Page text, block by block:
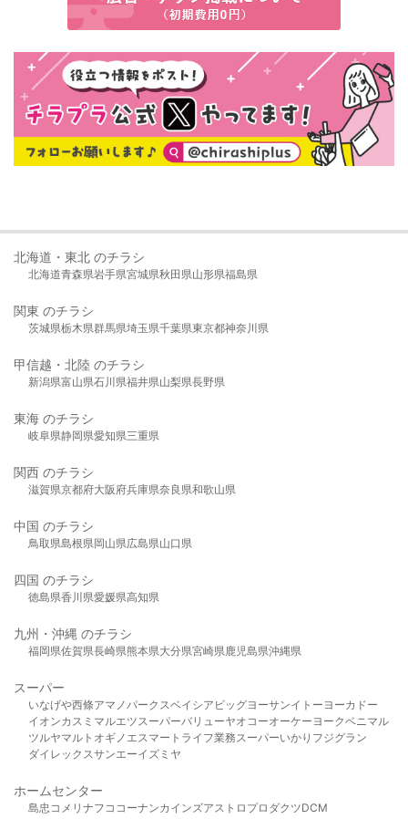
北海道・東北 のチラシ
北海道青森県岩手県宮城県秋田県山形県福島県
関東 のチラシ
茨城県栃木県群馬県埼玉県千葉県東京都神奈川県
甲信越・北陸 のチラシ
新潟県富山県石川県福井県山梨県長野県
東海 のチラシ
岐阜県静岡県愛知県三重県
関西 のチラシ
滋賀県京都府大阪府兵庫県奈良県和歌山県
中国 のチラシ
鳥取県島根県岡山県広島県山口県
四国 のチラシ
徳島県香川県愛媛県高知県
九州・沖縄 のチラシ
福岡県佐賀県長崎県熊本県大分県宮崎県鹿児島県沖縄県
スーパー
いなげや西條アマノパークスベイシア ビッグヨーサンイトーヨーカドー
イオンカスミ マルエツスーパーバリューヤオコーオーケー ヨークベニマル
ツルヤマルト オギノ エスマート ライフ業務スーパーいかり フジグラン
ダイレックスサンエーイズミヤ
ホームセンター
島忠 コメリ ナフコ コーナンカインズアストロプロダクツDCM